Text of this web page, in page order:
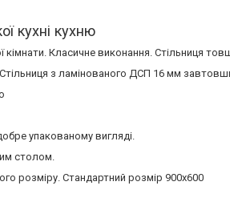
кухні кухню
кімнати. Класичне виконання. Стільниця
з ламінованого ДСП 16 мм
упакованому вигляді.
столом.
розміру. Стандартний розмір 900х600